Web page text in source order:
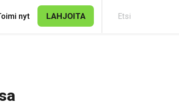
nyt LAHJOITA